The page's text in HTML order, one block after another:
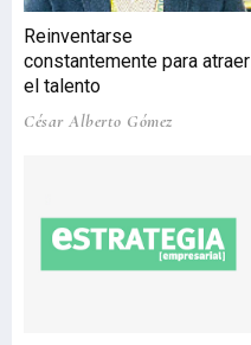
Reinventarse
constantemente para atraer
el talento
César Alberto Gómez